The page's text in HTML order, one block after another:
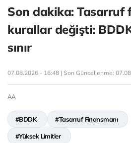
Son dakika: Tasarruf
kurallar değişti:
sınır
07.08.2026 - 16:48 | Son Güncellenme:
AA
#BDDK #Tasarruf Finansmanı
#Yüksek Limitler